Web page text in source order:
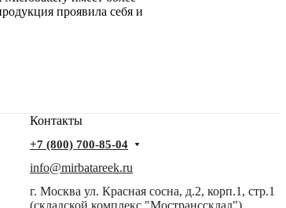
проявила себя и
Контакты
+7 (800) 700-85-04
info@mirbatareek.ru
г. Москва ул. Красная сосна, д.2, корп.1, стр.1
(складской комплекс "Мостранссклад")